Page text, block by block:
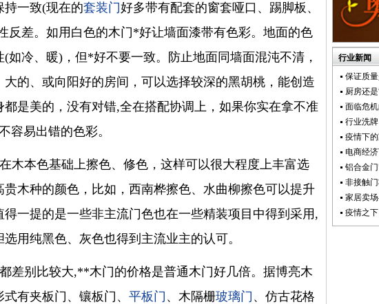
持一致(现在的套装门好多带有配套的窗套哑口、踢脚板、
反差。如用白色的木门*好让墙面漆带有色彩。地面的色
如冷、暖)，但*好不要一致。防止地面同墙面混沌不清，
的、或向阳好的房间，可以选择较深的黑胡桃，能创造
是美的，没有对错,全在搭配协调上，如果你实在拿不准
容易出错的色彩。
木本色基础上擦色、修色，这样可以很大程度上丰富选
木种的颜色，比如，西南桦擦色、水曲柳擦色可以提升
一提的是一些非主流门色也在一些精装项目中得到采用,
用纯黑色、灰色也得到主流业主的认可。
差别比较大,**木门的价格是普通木门好几倍。据博亮木
有夹板门、镶板门、 平板门 、木隔栅玻璃门 、仿古花格
行业新闻
保证质
厨房还
面临危
行业洗
疫情下
电商经
铝合金
非接触
家居卖
疫情之